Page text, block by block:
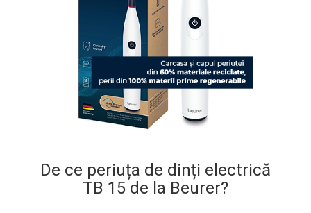
De ce periuța de dinți electrică
TB 15 de la Beurer?